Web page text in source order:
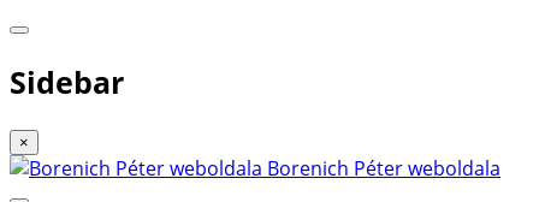
Sidebar
×
Borenich Péter weboldala